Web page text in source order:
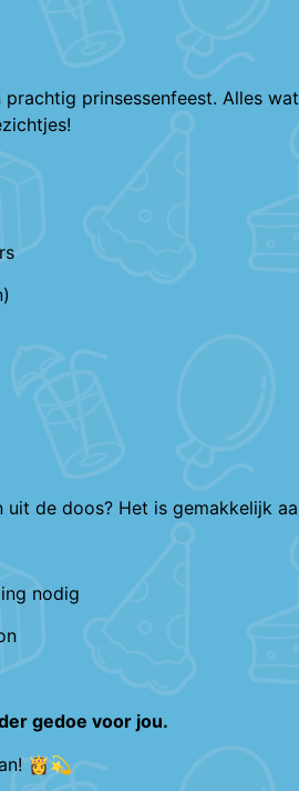
prinsessenfeest. Alles
de doos? Het is gemakkelijk
nodig
gedoe voor jou.
👸💫